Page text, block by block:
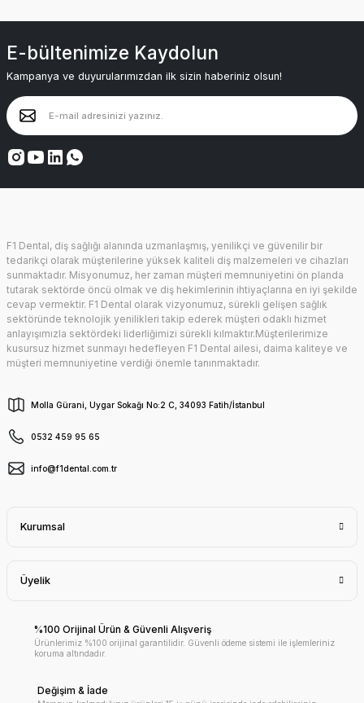
E-bültenimize Kaydolun
Kampanya ve duyurularımızdan ilk sizin haberiniz olsun!
F1 Dental, diş sağlığı alanında uzmanlaşmış, yenilikçi ve güvenilir bir
tedarikçi olarak müşterilerine yüksek kaliteli diş malzemeleri ve cihazları
sunmaktadır. Misyonumuz, her zaman müşteri memnuniyetini ön planda
tutarak sektörde öncü olmak ve diş hekimlerinin ihtiyaçlarına en iyi şekilde
cevap vermektir. F1 Dental olarak vizyonumuz, sürekli gelişen sağlık
sektöründe teknolojik yenilikleri takip ederek müşteri odaklı hizmet
anlayışımızla sektördeki liderliğimizi sürekli kılmaktır.Müşterilerimize
kusursuz hizmet sunmayı hedefleyen F1 Dental ailesi, daima kaliteye ve
müşteri memnuniyetine verdiği önemle tanınmaktadır.
Molla Gürani, Uygar Sokağı No:2 C, 34093 Fatih/İstanbul
0532 459 95 65
info@f1dental.com.tr
Kurumsal
Üyelik
%100 Orijinal Ürün & Güvenli Alışveriş
Ürünlerimiz %100 orijinal garantilidir. Güvenli ödeme sistemi ile işlemleriniz
koruma altındadır.
Değişim & İade